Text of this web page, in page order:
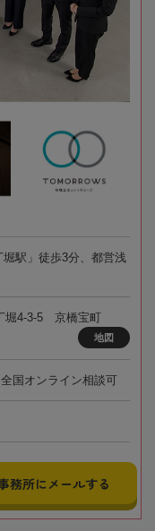
駅」徒歩3分、都営浅
堀4-3-5 京橋宝町
地図
国オンライン相談可
務所にメールする